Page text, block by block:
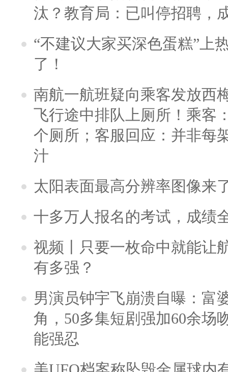
汰？教育局：已叫停招聘，
“不建议大家买深色蛋糕”上
了！
南航一航班疑向乘客发放西
飞行途中排队上厕所！乘客
个厕所；客服回应：并非每
汁
太阳表面最高分辨率图像来
十多万人报名的考试，成绩
视频丨只要一枚命中就能让
有多强？
男演员钟宇飞崩溃自曝：富
角，50多集短剧强加60余场
能强忍